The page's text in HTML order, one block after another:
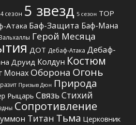
4 сезон 5 звезд 5 сезон TOP
Атака Баф-Защита Баф-Мана
Герой Месяца
ДОТ Дебаф-Атака Дебаф-
Друид Колдун Костюм
Монах Оборона Огонь
Призыв Дюн Природа
Рыцарь Связь Стихий
Сопротивление
Титан Тьма Церковник